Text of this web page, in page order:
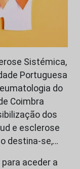
Sistémica,
Portuguesa
do
Coimbra
dos
e esclerose
destina-se,…
para aceder a